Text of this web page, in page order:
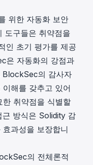
위한 자동화 보안
도구들은 취약점을
인 초기 평가를 제공
은 자동화의 강점과
BlockSec의 감사자
해를 갖추고 있어
취약점을 식별할
근 방식은 Solidity 감
과성을 보장합니
의 전체론적